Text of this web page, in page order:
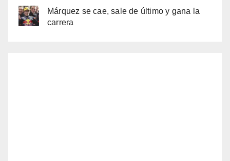
Márquez se cae, sale de último y gana la
carrera